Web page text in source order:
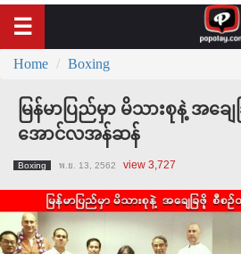
Home Boxing
မြန်မာပြည်မှာ မိသားစုနဲ့ အချ
အောင်လအန်ဆန်
Boxing พ.ย. 13, 2562 view 3,727